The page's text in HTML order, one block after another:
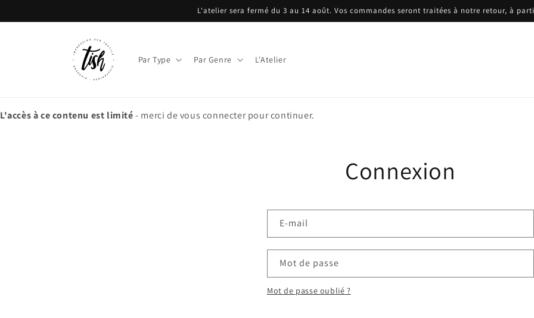
au
L'atelier sera fermé du 3 au 14 août. Vos commandes seront traitées à notre retour, à
Par Type Par Genre L'Atelier
L'accès à ce contenu est limité- merci de vous connecter pour continuer.
Connexion
E-mail
Mot de passe
Mot de passe oublié ?